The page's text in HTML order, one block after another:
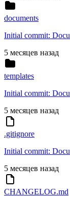
documents
Initial commit:
5 месяцев назад
templates
Initial commit:
5 месяцев назад
.gitignore
Initial commit:
5 месяцев назад
CHANGELOG.md